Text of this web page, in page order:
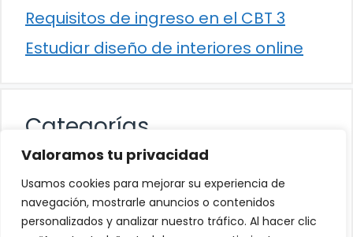
Valoramos tu privacidad
Usamos cookies para mejorar su experiencia de
navegación, mostrarle anuncios o contenidos
personalizados y analizar nuestro tráfico. Al hacer clic
Requisitos de ingreso en el CBT 3
Estudiar diseño de interiores online
Categorías
Cultura
Educación
Eventos